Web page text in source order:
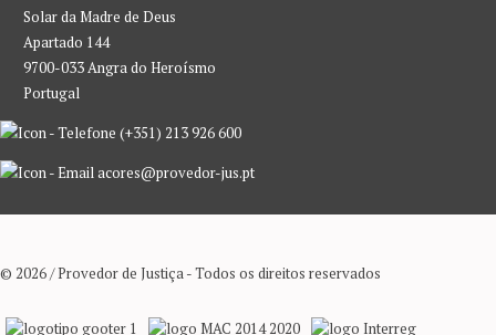
Solar da Madre de Deus
Apartado 144
9700-033 Angra do Heroísmo
Portugal
(+351) 213 926 600
acores@provedor-jus.pt
© 2026 / Provedor de Justiça - Todos os direitos reservados